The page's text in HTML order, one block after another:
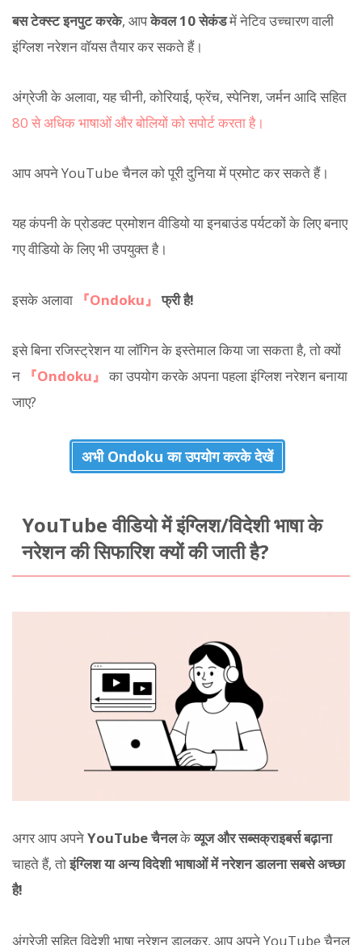
बस टेक्स्ट इनपुट करके, आपकेवल 10 सेकंडमें नेटिव उच्चारण वाली
इंग्लिश नरेशन वॉयस तैयार कर सकते हैं।
अंग्रेजी के अलावा, यह चीनी, कोरियाई, फ्रेंच, स्पेनिश, जर्मन आदि सहित
80 से अधिक भाषाओं और बोलियों को सपोर्ट करता है।
आप अपने YouTube चैनल को पूरी दुनिया में प्रमोट कर सकते हैं।
यह कंपनी के प्रोडक्ट प्रमोशन वीडियो या इनबाउंड पर्यटकों के लिए बनाए
गए वीडियो के लिए भी उपयुक्त है।
इसके अलावा 『Ondoku』 फ्री है!
इसे बिना रजिस्ट्रेशन या लॉगिन के इस्तेमाल किया जा सकता है, तो क्यों
न
『Ondoku』 का उपयोग करके अपना पहला इंग्लिश नरेशन बनाया
जाए?
अभी Ondoku का उपयोग करके देखें
YouTube वीडियो में इंग्लिश/विदेशी भाषा के
नरेशन की सिफारिश क्यों की जाती है?
अगर आप अपनेYouTube चैनलकेव्यूज और सब्सक्राइबर्स बढ़ाना
चाहते हैं, तोइंग्लिश या अन्य विदेशी भाषाओं में नरेशन डालना सबसे अच्छा
है!
अंग्रेजी सहित विदेशी भाषा नरेशन डालकर, आप अपने YouTube चैनल